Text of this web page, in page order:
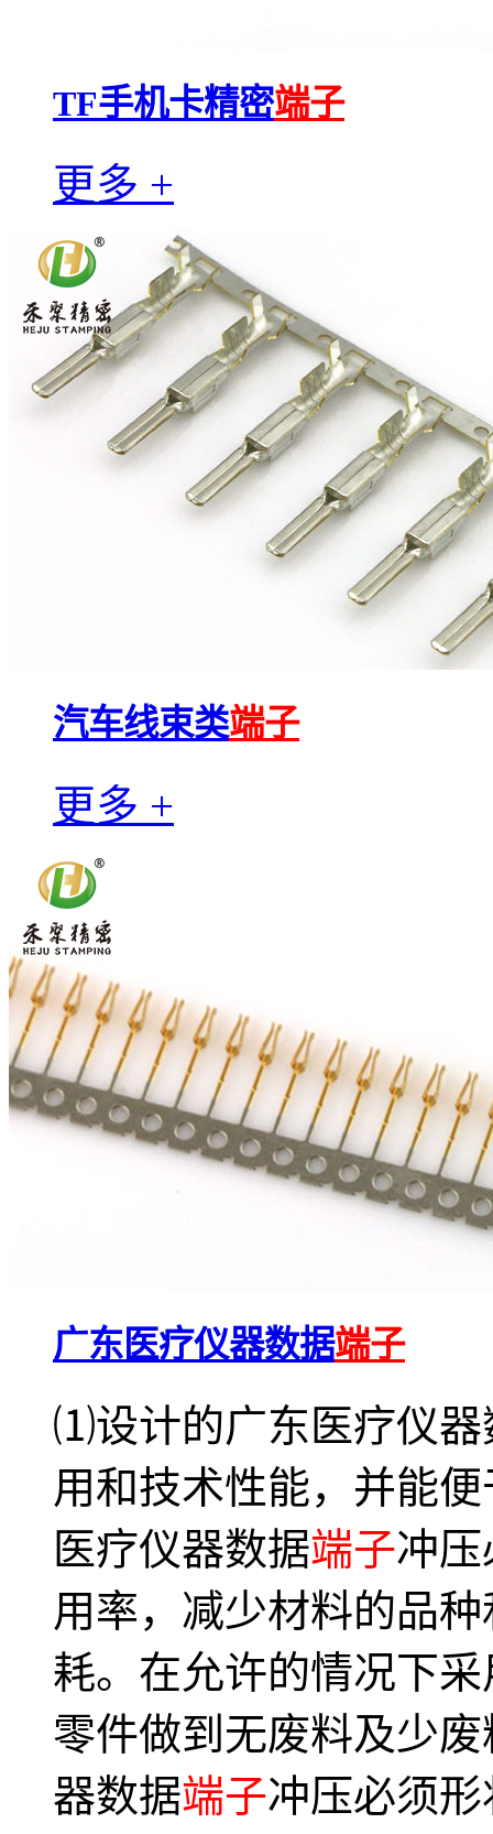
TF手机卡精密端子
更多 +
汽车线束类端子
更多 +
广东医疗仪器数据端子
⑴设计的广东医疗仪器
用和技术性能，并能
医疗仪器数据端子冲
用率，减少材料的品
耗。在允许的情况下
零件做到无废料及少
器数据端子冲压必须